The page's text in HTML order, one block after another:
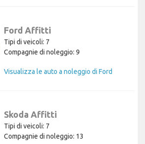
Ford Affitti
Tipi di veicoli: 7
Compagnie di noleggio: 9
Visualizza le auto a noleggio di Ford
Skoda Affitti
Tipi di veicoli: 7
Compagnie di noleggio: 13